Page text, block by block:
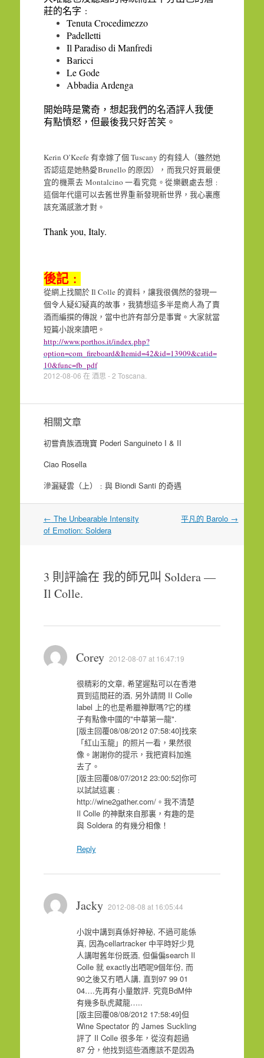
莊的名字﹕
Tenuta Crocedimezzo
Padelletti
Il Paradiso di Manfredi
Baricci
Le Gode
Abbadia Ardenga
開始時是驚奇，想起我們的名酒評人我便
有點憤怒，但最後我只好苦笑。
Kerin O’Keefe 有幸嫁了個 Tuscany 的有錢人（雖然她
否認這是她熱愛Brunello 的原因），而我只好買最便
宜的機票去 Montalcino一看究竟。從樂觀處去想﹕
這個年代還可以去舊世界重新發現新世界，我心裏應
該充滿感激才對。
Thank you, Italy.
後記﹕
從網上找關於Il Colle 的資料，讓我很偶然的發現一
個令人疑幻疑真的故事，我猜想這多半是商人為了賣
酒而編撰的傳說，當中也許有部分是事實。大家就當
短篇小說來讀吧。
http://www.porthos.it/index.php?
option=com_fireboard&Itemid=42&id=13909&catid=
10&func=fb_pdf
2012-08-06 在 酒思 - 2 Toscana
相關文章
初嘗貴族酒瑰寶 Poderi Sanguineto I & II
Ciao Rosella
滲漏疑雲（上）﹕與 Biondi Santi 的奇遇
文
章
← The Unbearable Intensity
of Emotion: Soldera
平凡的 Barolo →
3 則評論在 我的師兄叫 Soldera —
Il Colle.
Corey 2012-08-07 at 16:47:19
很精彩的文章, 希望遲點可以在香港
買到這間莊的酒, 另外請問 II Colle
label 上的也是希臘神獸嗎?它的樣
子有點像中國的"中華第一龍".
[版主回覆08/08/2012 07:58:40]找來
「紅山玉龍」的照片一看，果然很
像。謝謝你的提示，我把資料加進
去了。
[版主回覆08/07/2012 23:00:52]你可
以試試這裏﹕
http://wine2gather.com/。我不清楚
Il Colle 的神獸來自那裏，有趣的是
與 Soldera 的有幾分相像！
Reply
Jacky 2012-08-08 at 16:05:44
小說中講到真係好神秘, 不過可能係
真, 因為cellartracker 中平時好少見
人講咁舊年份既酒, 但偏偏search Il
Colle 就 exactly出哂呢9個年份, 而
90之後又冇哂人講, 直到97 99 01
04….先再有小量散評. 究竟BdM仲
有幾多臥虎藏龍…..
[版主回覆08/08/2012 17:58:49]但
Wine Spectator 的 James Suckling
評了 Il Colle 很多年，從沒有超過
87 分，他找到這些酒應該不是因為